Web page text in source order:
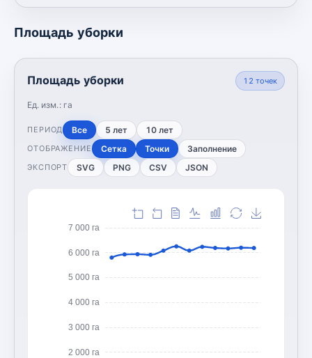
Площадь уборки
Площадь уборки
Ед. изм.: га
12 точек
ПЕРИОД Все 5 лет 10 лет
ОТОБРАЖЕНИЕ Сетка Точки Заполнение
ЭКСПОРТ SVG PNG CSV JSON
2 000 га
3 000 га
4 000 га
5 000 га
6 000 га
7 000 га